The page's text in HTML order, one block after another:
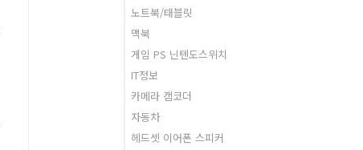
노트북/태블릿
맥북
게임 PS 닌텐도스위치
IT정보
카메라 캠코더
자동차
헤드셋 이어폰 스피커